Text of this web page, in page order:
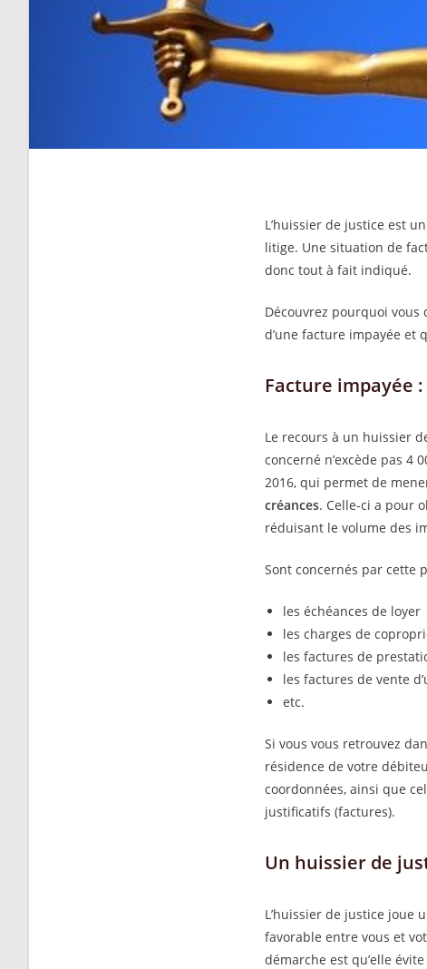
L’huissier de justice est
litige. Une situation de
donc tout à fait indiqué.
Découvrez pourquoi
d’une facture impayée et
Facture impayée
Le recours à un huissier
concerné n’excède pas 4
2016, qui permet de
créances. Celle-ci a pour
réduisant le volume des
Sont concernés par cette
les échéances de loyer
les charges de
les factures de
les factures de vente
etc.
Si vous vous retrouvez
résidence de votre
coordonnées, ainsi que
justificatifs (factures).
Un huissier de
L’huissier de justice joue
favorable entre vous et
démarche est qu’elle